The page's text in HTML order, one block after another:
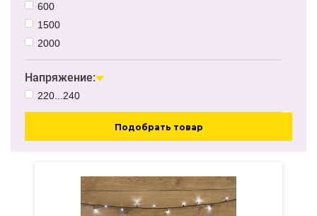
600
1500
2000
Напряжение:
220...240
Подобрать товар